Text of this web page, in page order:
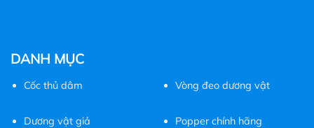
DANH MỤC
Cốcthủ dâm Vòng đeo dương vật
Dương vật giả Popper chính hãng